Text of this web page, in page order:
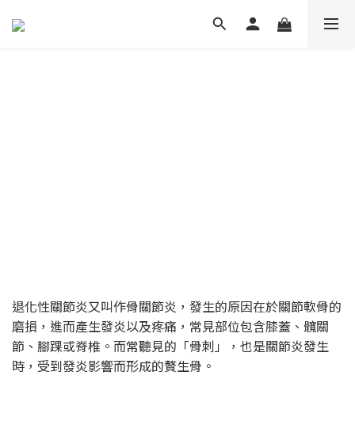
退化性關節炎又叫作骨關節炎，發生的原因在於關節軟骨的
磨損，進而產生發炎以及疼痛，常見部位包含膝蓋、髖關
節、腳踝或脊椎。而常聽見的「骨刺」，也是關節炎發生
時，受到發炎影響而形成的贅生骨。